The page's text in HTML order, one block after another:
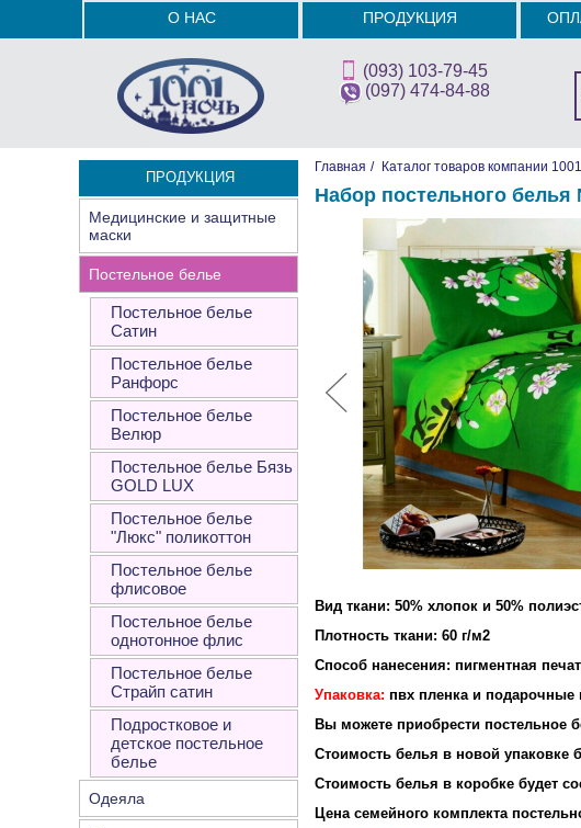
О НАС ПРОДУКЦИЯ
(093) 103-79-45
(097) 474-84-88
ПРОДУКЦИЯ
Медицинские и защитные
маски
Постельное белье
Постельное белье
Сатин
Постельное белье
Ранфорс
Постельное белье
Велюр
Постельное белье Бязь
GOLD LUX
Постельное белье
"Люкс" поликоттон
Постельное белье
флисовое
Постельное белье
однотонное флис
Постельное белье
Страйп сатин
Подростковое и
детское постельное
белье
Одеяла
Главная / Каталог товаров компании
Набор постельного
Вид ткани: 50% хлопок и 50%
Плотность ткани: 60 г/м2
Способ нанесения: пигментная
Упаковка: пвх пленка и подарочные
Вы можете приобрести постельное
Стоимость белья в новой упаковке
Стоимость белья в коробке будет
Цена семейного комплекта